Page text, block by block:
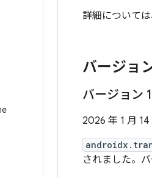
詳細について
バージョ
バージョン 1
2026 年 1 月 14
されました。